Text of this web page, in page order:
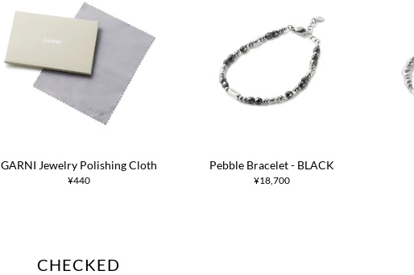
GARNI Jewelry Polishing Cloth
¥440
Pebble Bracelet - BLACK
¥18,700
CHECKED